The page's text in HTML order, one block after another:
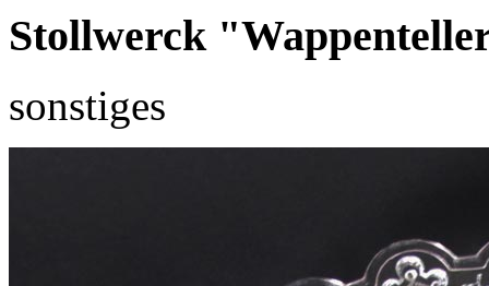
Stollwerck
sonstiges